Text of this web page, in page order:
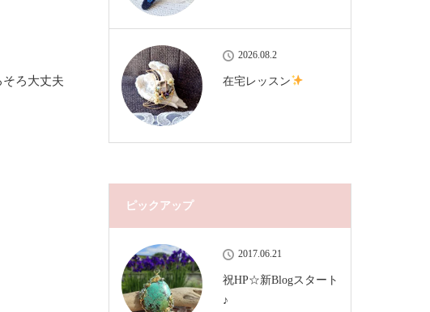
ろ大丈夫
2026.08.2
在宅レッスン
ピックアップ
2017.06.21
祝HP☆新Blogスタート
♪